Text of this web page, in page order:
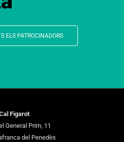
ELS PATROCINADORS
Figarot
General Prim, 11
del Penedès